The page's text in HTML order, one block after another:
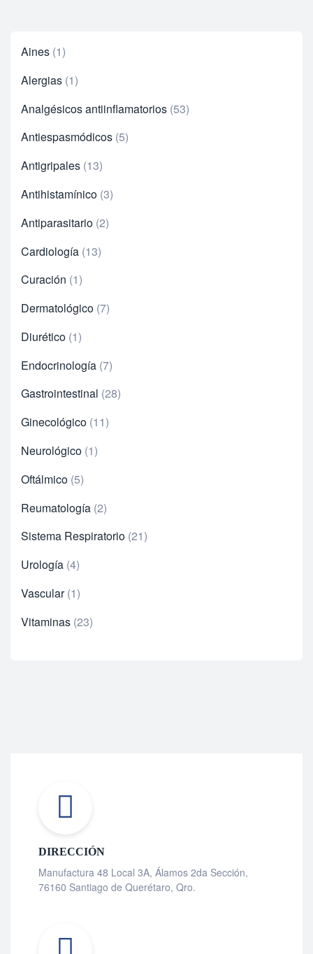
Aines 1
Alergias 1
Analgésicos antiinflamatorios 53
Antiespasmódicos 5
Antigripales 13
Antihistamínico 3
Antiparasitario 2
Cardiología 13
Curación 1
Dermatológico 7
Diurético 1
Endocrinología 7
Gastrointestinal 28
Ginecológico 11
Neurológico 1
Oftálmico 5
Reumatología 2
Sistema Respiratorio 21
Urología 4
Vascular 1
Vitaminas 23
DIRECCIÓN
Manufactura 48 Local 3A, Álamos 2da Sección,
76160 Santiago de Querétaro, Qro.